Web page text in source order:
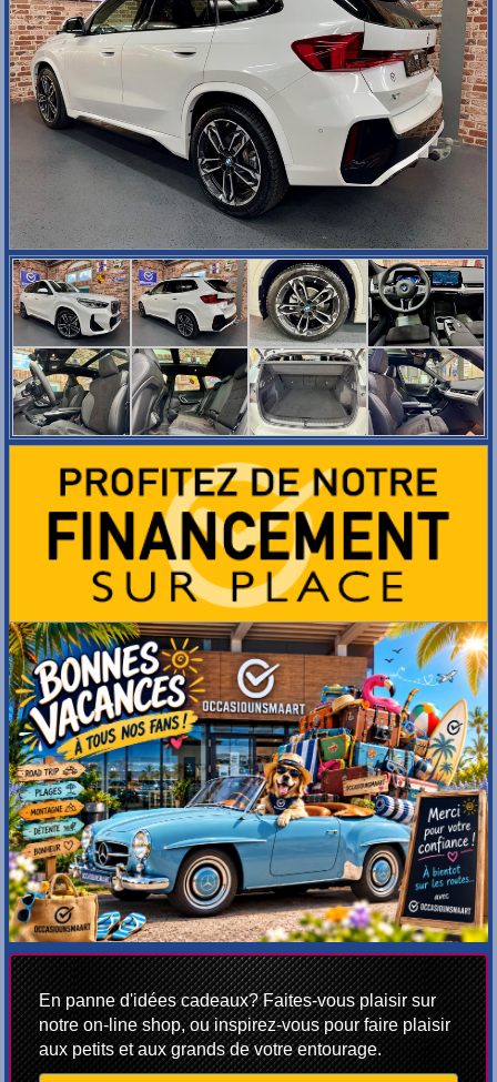
En panne d'idées cadeaux? Faites-vous plaisir sur
notre on-line shop, ou inspirez-vous pour faire plaisir
aux petits et aux grands de votre entourage.